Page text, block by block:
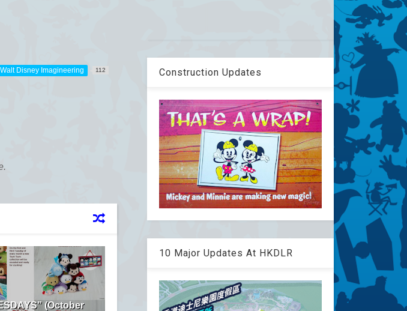
Disney Imagineering 112
(October
Construction Updates
10 Major Updates At HKDLR